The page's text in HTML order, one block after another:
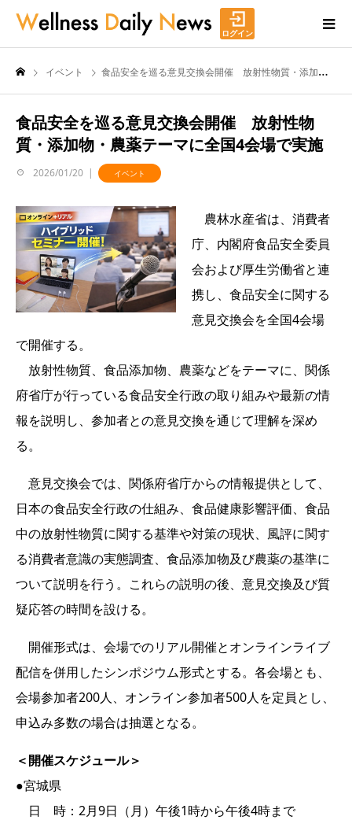
ログイン
イベント 食品安全を巡る意見交換会開催 放射性物質・添加物・農薬テーマに全国4会場で実施
食品安全を巡る意見交換会開催 放射性物
質・添加物・農薬テーマに全国4会場で実施
2026/01/20 イベント
農林水産省は、消費者
庁、内閣府食品安全委員
会および厚生労働省と連
携し、食品安全に関する
意見交換会を全国4会場
で開催する。
放射性物質、食品添加物、農薬などをテーマに、関係
府省庁が行っている食品安全行政の取り組みや最新の情
報を説明し、参加者との意見交換を通じて理解を深め
る。
意見交換会では、関係府省庁からの情報提供として、
日本の食品安全行政の仕組み、食品健康影響評価、食品
中の放射性物質に関する基準や対策の現状、風評に関す
る消費者意識の実態調査、食品添加物及び農薬の基準に
ついて説明を行う。これらの説明の後、意見交換及び質
疑応答の時間を設ける。
開催形式は、会場でのリアル開催とオンラインライブ
配信を併用したシンポジウム形式とする。各会場とも、
会場参加者200人、オンライン参加者500人を定員とし、
申込み多数の場合は抽選となる。
＜開催スケジュール＞
●宮城県
日 時：2月9日（月）午後1時から午後4時まで